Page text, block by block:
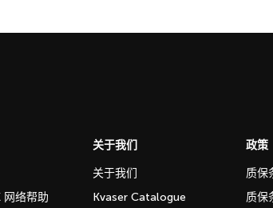
网络帮助
关于我们
关于我们
Kvaser Catalogue
政策
质保
质保